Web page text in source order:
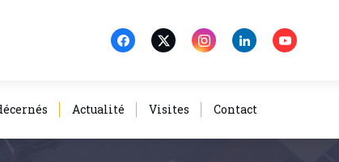
Actualité Visites Contact